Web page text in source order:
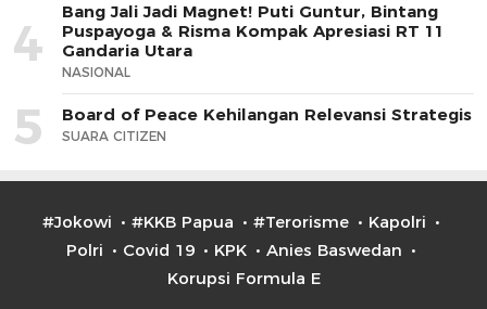
4
Bang Jali Jadi Magnet! Puti Guntur, Bintang
Puspayoga & Risma Kompak Apresiasi RT 11
Gandaria Utara
NASIONAL
5 Board of Peace Kehilangan Relevansi Strategis
SUARA CITIZEN
#Jokowi #KKB Papua #Terorisme
Kapolri
Polri
Covid 19 KPK
Anies Baswedan
Korupsi Formula E